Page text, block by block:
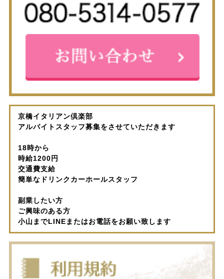
京橋イタリアン倶楽部
アルバイトスタッフ募集をさせていただきます
18時から
時給1200円
交通費支給
簡単なドリンクカーホールスタッフ
副業したい方
ご興味のある方
小山までLINEまたはお電話をお願い致します